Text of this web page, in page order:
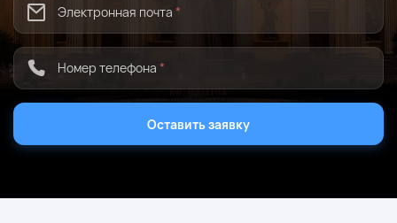
Электронная почта *
Номер телефона *
Оставить заявку